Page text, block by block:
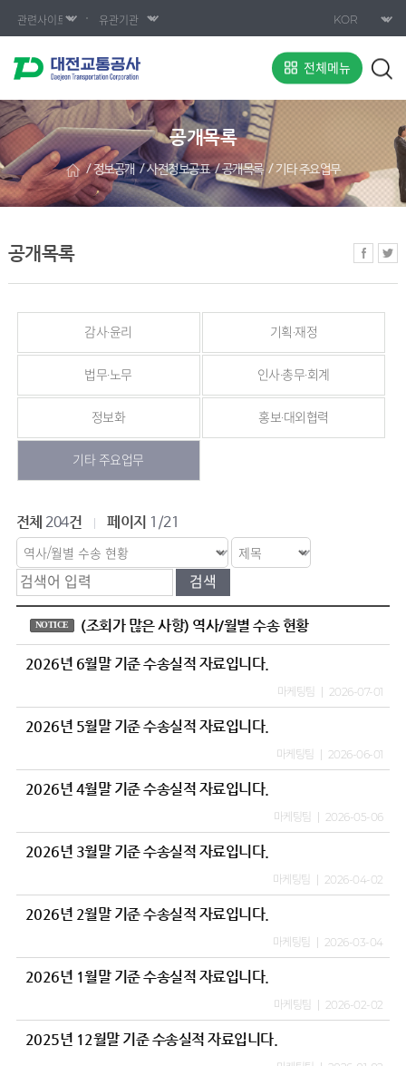
전체메뉴
공개목록
정보공개 사전정보공표 공개목록 기타 주요업무
공개목록
감사·윤리 기획·재정
법무·노무 인사·총무·회계
정보화 홍보·대외협력
기타 주요업무
전체 204건 페이지 1/21
NOTICE (조회가 많은 사항) 역사/월별 수송 현황
2026년 6월말 기준 수송실적 자료입니다.
마케팅팀 2026-07-01
2026년 5월말 기준 수송실적 자료입니다.
마케팅팀 2026-06-01
2026년 4월말 기준 수송실적 자료입니다.
마케팅팀 2026-05-06
2026년 3월말 기준 수송실적 자료입니다.
마케팅팀 2026-04-02
2026년 2월말 기준 수송실적 자료입니다.
마케팅팀 2026-03-04
2026년 1월말 기준 수송실적 자료입니다.
마케팅팀 2026-02-02
2025년 12월말 기준 수송실적 자료입니다.